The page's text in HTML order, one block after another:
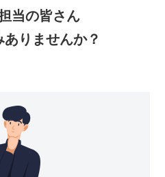
当の皆さん
りませんか？